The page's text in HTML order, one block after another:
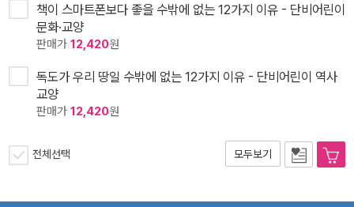
책이 스마트폰보다 좋을 수밖에 없는 12가지 이유 - 단비어린이
문화·교양
판매가 12,420원
독도가 우리 땅일 수밖에 없는 12가지 이유 - 단비어린이 역사
교양
판매가 12,420원
전체선택 모두보기